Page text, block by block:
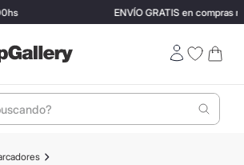
ENVÍO GRATIS en compras